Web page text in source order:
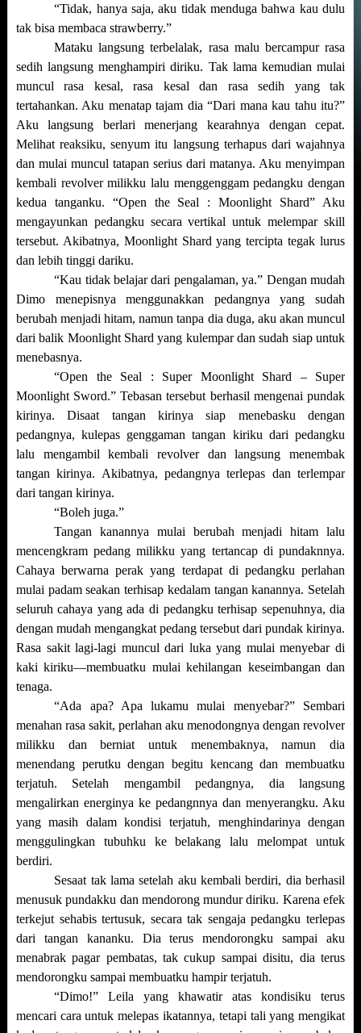
“Tidak, hanya saja, aku tidak menduga bahwa kau dulu
tak bisa membaca strawberry.”
Mataku langsung terbelalak, rasa malu bercampur rasa
sedih langsung menghampiri diriku. Tak lama kemudian mulai
muncul rasa kesal, rasa kesal dan rasa sedih yang tak
tertahankan. Aku menatap tajam dia “Dari mana kau tahu itu?”
Aku langsung berlari menerjang kearahnya dengan cepat.
Melihat reaksiku, senyum itu langsung terhapus dari wajahnya
dan mulai muncul tatapan serius dari matanya. Aku menyimpan
kembali revolver milikku lalu menggenggam pedangku dengan
kedua tanganku. “Open the Seal : Moonlight Shard” Aku
mengayunkan pedangku secara vertikal untuk melempar skill
tersebut. Akibatnya, Moonlight Shard yang tercipta tegak lurus
dan lebih tinggi dariku.
“Kau tidak belajar dari pengalaman, ya.” Dengan mudah
Dimo menepisnya menggunakkan pedangnya yang sudah
berubah menjadi hitam, namun tanpa dia duga, aku akan muncul
dari balik Moonlight Shard yang kulempar dan sudah siap untuk
menebasnya.
“Open the Seal : Super Moonlight Shard – Super
Moonlight Sword.” Tebasan tersebut berhasil mengenai pundak
kirinya. Disaat tangan kirinya siap menebasku dengan
pedangnya, kulepas genggaman tangan kiriku dari pedangku
lalu mengambil kembali revolver dan langsung menembak
tangan kirinya. Akibatnya, pedangnya terlepas dan terlempar
dari tangan kirinya.
“Boleh juga.”
Tangan kanannya mulai berubah menjadi hitam lalu
mencengkram pedang milikku yang tertancap di pundaknnya.
Cahaya berwarna perak yang terdapat di pedangku perlahan
mulai padam seakan terhisap kedalam tangan kanannya. Setelah
seluruh cahaya yang ada di pedangku terhisap sepenuhnya, dia
dengan mudah mengangkat pedang tersebut dari pundak kirinya.
Rasa sakit lagi-lagi muncul dari luka yang mulai menyebar di
kaki kiriku—membuatku mulai kehilangan keseimbangan dan
tenaga.
“Ada apa? Apa lukamu mulai menyebar?” Sembari
menahan rasa sakit, perlahan aku menodongnya dengan revolver
milikku dan berniat untuk menembaknya, namun dia
menendang perutku dengan begitu kencang dan membuatku
terjatuh. Setelah mengambil pedangnya, dia langsung
mengalirkan energinya ke pedangnnya dan menyerangku. Aku
yang masih dalam kondisi terjatuh, menghindarinya dengan
menggulingkan tubuhku ke belakang lalu melompat untuk
berdiri.
Sesaat tak lama setelah aku kembali berdiri, dia berhasil
menusuk pundakku dan mendorong mundur diriku. Karena efek
terkejut sehabis tertusuk, secara tak sengaja pedangku terlepas
dari tangan kananku. Dia terus mendorongku sampai aku
menabrak pagar pembatas, tak cukup sampai disitu, dia terus
mendorongku sampai membuatku hampir terjatuh.
“Dimo!” Leila yang khawatir atas kondisiku terus
mencari cara untuk melepas ikatannya, tetapi tali yang mengikat